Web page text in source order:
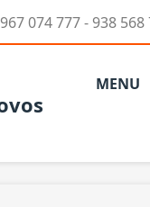
967 074 777 - 938 568
MENU